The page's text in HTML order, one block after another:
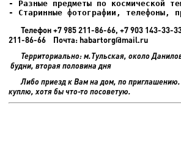
- Старинные фотографии, телефоны,
Телефон +7 985 211-86-66, +7 903 143-33-
211-86-66 Почта: habartorg@mail.ru
Территориально: м.Тульская, около
будни, вторая половина дня
Либо приезд к Вам на дом, по приглашению.
куплю, хотя бы что-то посоветую.